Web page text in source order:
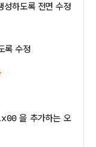
성하도록 전면 수정
록 수정
을 추가하는 오